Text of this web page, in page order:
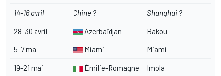
14-16 avril Chine ? Shanghai ?
28-30 avril Azerbaïdjan Bakou
5-7 mai Miami Miami
19-21 mai Émilie-Romagne Imola